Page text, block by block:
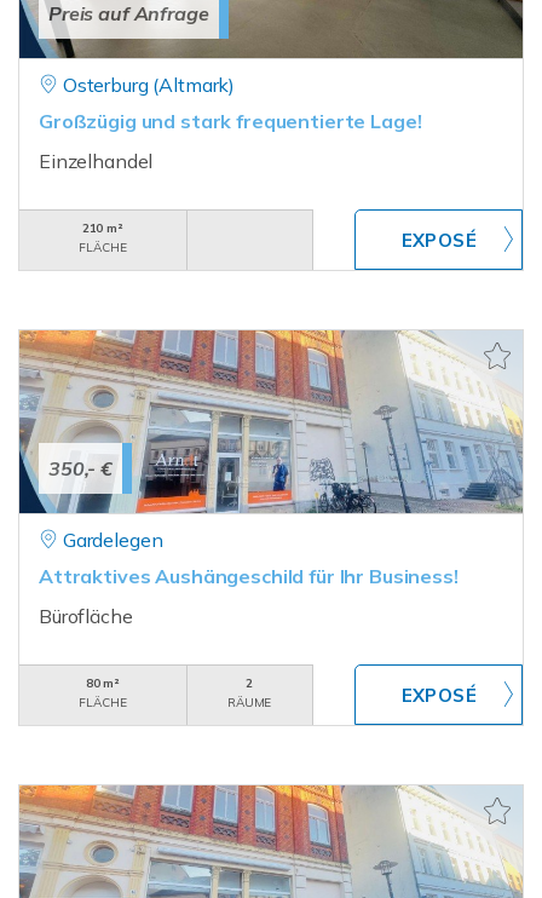
Preis auf Anfrage
Osterburg (Altmark)
Großzügig und stark frequentierte Lage!
Einzelhandel
210 m²
FLÄCHE
350,- €
Gardelegen
Attraktives Aushängeschild für Ihr Business!
Bürofläche
80 m²
FLÄCHE
2
RÄUME